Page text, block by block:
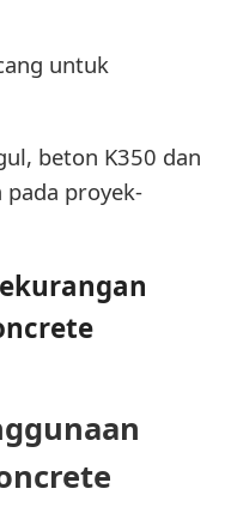
untuk
beton K350 dan
proyek-